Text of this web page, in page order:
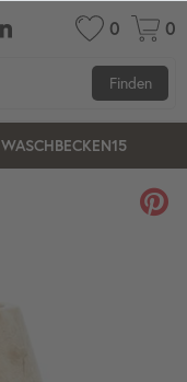
0 0
Finden
WASCHBECKEN15